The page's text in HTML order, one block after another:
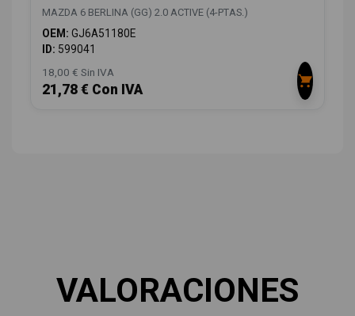
MAZDA 6 BERLINA (GG) 2.0 ACTIVE (4-PTAS.)
OEM: GJ6A51180E
ID: 599041
18,00 € Sin IVA
21,78 € Con IVA
VALORACIONES